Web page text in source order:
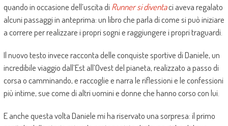
quando in occasione dell’uscita diRunner si diventaci aveva regalato
alcuni passaggi in anteprima: un libro che parla di come si può iniziare
a correre per realizzare i propri sogni e raggiungere i propri traguardi.
Il nuovo testo invece racconta delle conquiste sportive di Daniele, un
incredibile viaggio dall’Est all’Ovest del pianeta, realizzato a passo di
corsa o camminando, e raccoglie e narra le riflessioni e le confessioni
più intime, sue come di altri uomini e donne che hanno corso con lui.
E anche questa volta Daniele mi ha riservato una sorpresa: il primo